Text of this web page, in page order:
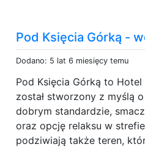
Pod Księcia Górką -
Dodano: 5 lat 6 miesięcy temu
Pod Księcia Górką to
został stworzony z myślą
dobrym standardzie,
oraz opcję relaksu w
podziwiają także teren,